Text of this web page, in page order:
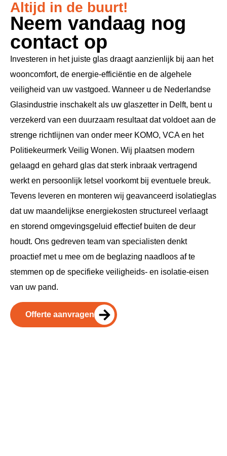
Altijd in de buurt!
Neem vandaag nog
contact op
Investeren in het juiste glas draagt aanzienlijk bij aan het
wooncomfort, de energie-efficiëntie en de algehele
veiligheid van uw vastgoed. Wanneer u de Nederlandse
Glasindustrie inschakelt als uw glaszetter in Delft, bent u
verzekerd van een duurzaam resultaat dat voldoet aan de
strenge richtlijnen van onder meer KOMO, VCA en het
Politiekeurmerk Veilig Wonen. Wij plaatsen modern
gelaagd en gehard glas dat sterk inbraak vertragend
werkt en persoonlijk letsel voorkomt bij eventuele breuk.
Tevens leveren en monteren wij geavanceerd isolatieglas
dat uw maandelijkse energiekosten structureel verlaagt
en storend omgevingsgeluid effectief buiten de deur
houdt. Ons gedreven team van specialisten denkt
proactief met u mee om de beglazing naadloos af te
stemmen op de specifieke veiligheids- en isolatie-eisen
van uw pand.
Offerte aanvragen